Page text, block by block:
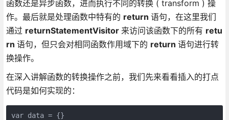
函数还是异步函数，进而执行不同的转换 ( transform ) 操
作。最后就是处理函数中特有的 return 语句，在这里我们
通过 returnStatementVisitor 来访问该函数下的所有 retu
rn 语句，但只会对相同函数作用域下的 return 语句进行转
换操作。
在深入讲解函数的转换操作之前，我们先来看看插入的打点
代码是如何实现的：
var data = {}